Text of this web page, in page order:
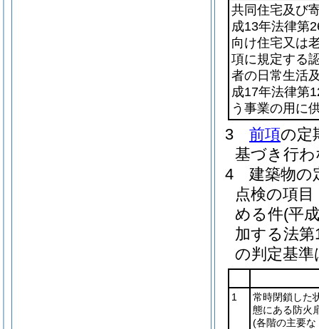
共同住宅及び
成13年法律第
向け住宅又は
項に規定する
者の日常生活
成17年法律第
う事業の用に
3 前項の定
基づき行
4
建築物の
点検の項
める件(平
加する法
の判定基準
1
常時閉鎖した
態にある防火
(各階の主要な